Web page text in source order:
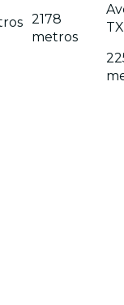
2178
metros